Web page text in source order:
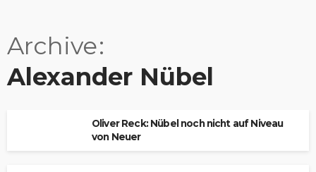
Archive
Alexander Nübel
Oliver Reck: Nübel noch nicht auf Niveau
von Neuer